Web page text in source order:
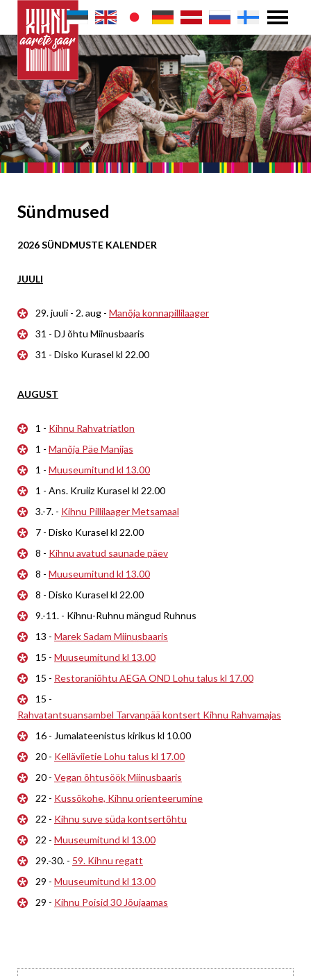
Sündmused
2026 SÜNDMUSTE KALENDER
JUULI
29. juuli - 2. aug - Manõja konnapillilaager
31 - DJ õhtu Miinusbaaris
31 - Disko Kurasel kl 22.00
AUGUST
1 - Kihnu Rahvatriatlon
1 - Manõja Päe Manijas
1 - Muuseumitund kl 13.00
1 - Ans. Kruiiz Kurasel kl 22.00
3.-7. - Kihnu Pillilaager Metsamaal
7 - Disko Kurasel kl 22.00
8 - Kihnu avatud saunade päev
8 - Muuseumitund kl 13.00
8 - Disko Kurasel kl 22.00
9.-11. - Kihnu-Ruhnu mängud Ruhnus
13 - Marek Sadam Miinusbaaris
15 - Muuseumitund kl 13.00
15 - Restoraniõhtu AEGA OND Lohu talus kl 17.00
15 -
Rahvatantsuansambel Tarvanpää kontsert Kihnu Rahvamajas
16 - Jumalateenistus kirikus kl 10.00
20 - Kelläviietie Lohu talus kl 17.00
20 - Vegan õhtusöök Miinusbaaris
22 - Kussõkohe, Kihnu orienteerumine
22 - Kihnu suve süda kontsertõhtu
22 - Muuseumitund kl 13.00
29.-30. - 59. Kihnu regatt
29 - Muuseumitund kl 13.00
29 - Kihnu Poisid 30 Jõujaamas